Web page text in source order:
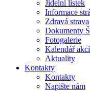
Jídelní lístek
Informace
Zdravá strava
Dokumenty
Fotogalerie
Kalendář akcí
Aktuality
Kontakty
Kontakty
Napište nám